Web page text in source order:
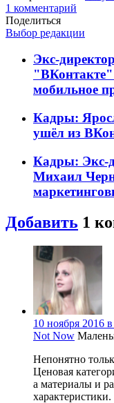
1 комментарий
Поделиться
Выбор редакции
Экс-
"ВКонтакте"
мобильное
Кадры:
ушёл из
Кадры: Экс-
Михаил
Добавить 1
10 ноября 2016
Not Now
Непонятно
Ценовая
а материалы и
характеристики.